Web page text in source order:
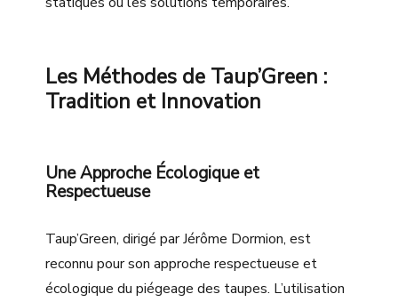
Les Méthodes de Taup’Green :
Tradition et Innovation
Une Approche Écologique et
Respectueuse
Taup’Green, dirigé par Jérôme Dormion, est
reconnu pour son approche respectueuse et
écologique du piégeage des taupes. L’utilisation